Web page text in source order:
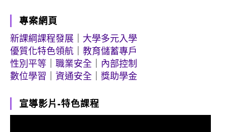
專案網頁
新課綱課程發展
大學多元入學
優質化特色領航
教育儲蓄專戶
性別平等
職業安全
內部控制
數位學習
資通安全 獎助學金
宣導影片-特色課程